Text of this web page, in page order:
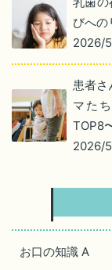
びへの
2026/
患者
マた
TOP8
2026/
お口の知識 A